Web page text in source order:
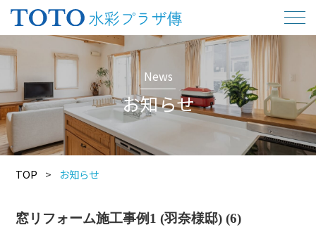
News
お知らせ
TOP > お知らせ
窓リフォーム施工事例1 (羽奈様邸) (6)